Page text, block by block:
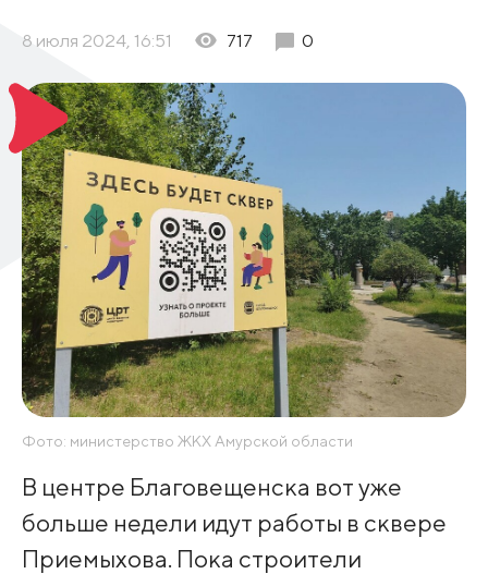
8 июля 2024, 16:51 717 0
Фото: министерство ЖКХ Амурской области
В центре Благовещенска вот уже
больше недели идут работы в сквере
Приемыхова. Пока строители